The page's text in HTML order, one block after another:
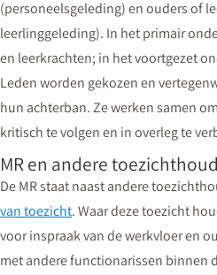
(personeelsgeleding) en ouders of
leerlinggeleding). In het primair
en leerkrachten; in het voortgezet
Leden worden gekozen en
hun achterban. Ze werken samen
kritisch te volgen en in overleg te
MR en andere
De MR staat naast andere
van toezicht. Waar deze toezicht
voor inspraak van de werkvloer en
met andere functionarissen binnen